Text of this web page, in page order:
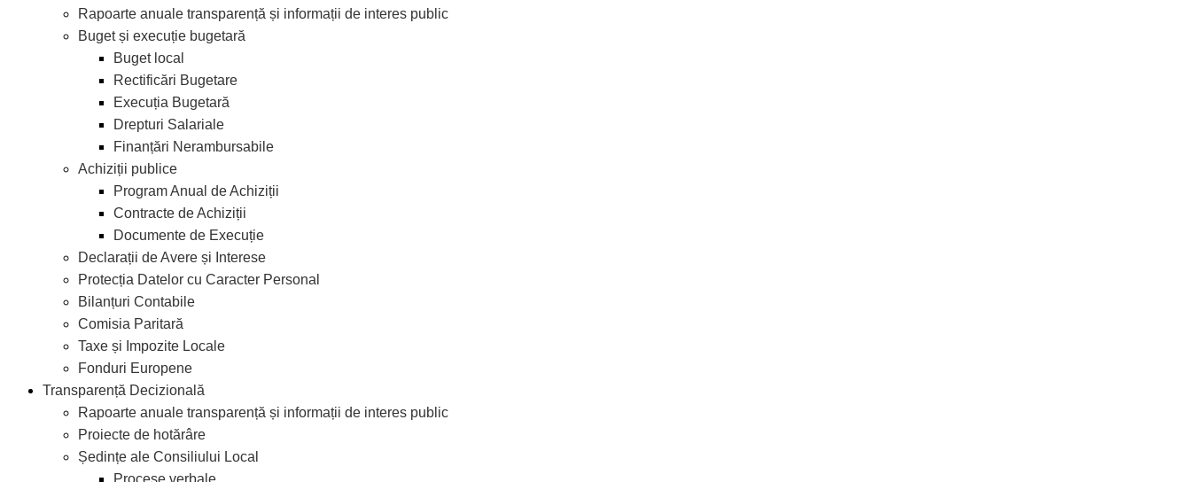
Rapoarte anuale transparență și informații de interes public
Buget și execuție bugetară
Buget local
Rectificări Bugetare
Execuția Bugetară
Drepturi Salariale
Finanțări Nerambursabile
Achiziții publice
Program Anual de Achiziții
Contracte de Achiziții
Documente de Execuție
Declarații de Avere și Interese
Protecția Datelor cu Caracter Personal
Bilanțuri Contabile
Comisia Paritară
Taxe și Impozite Locale
Fonduri Europene
Transparență Decizională
Rapoarte anuale transparență și informații de interes public
Proiecte de hotărâre
Ședințe ale Consiliului Local
Procese verbale